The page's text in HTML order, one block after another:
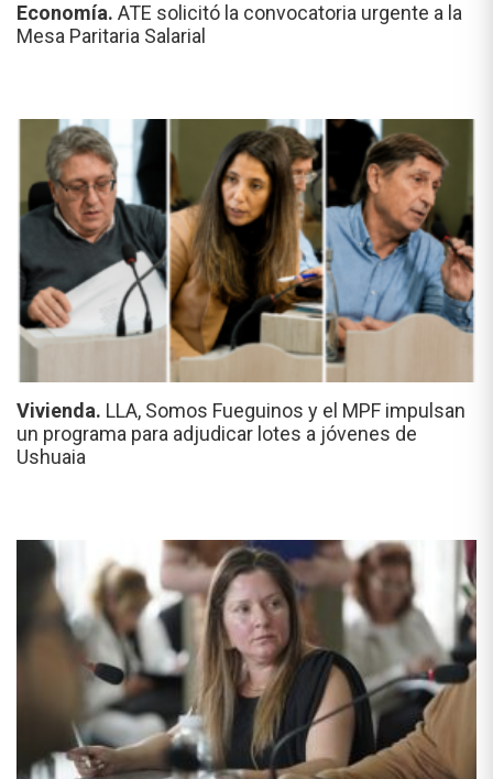
Economía. ATE solicitó la convocatoria urgente a la
Mesa Paritaria Salarial
Vivienda. LLA, Somos Fueguinos y el MPF impulsan
un programa para adjudicar lotes a jóvenes de
Ushuaia